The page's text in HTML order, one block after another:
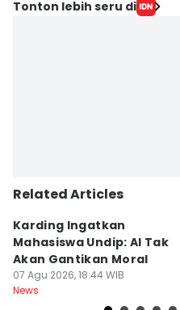
Tonton lebih seru di
Related Articles
Karding Ingatkan
Mahasiswa Undip: AI Tak
Akan Gantikan Moral
07 Agu 2026, 18:44 WIB
News